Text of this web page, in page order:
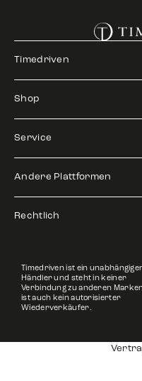
Timedriven
Shop
Service
Andere Plattformen
Rechtlich
Timedriven ist ein
Händler und steht in keiner
Verbindung zu anderen
ist auch kein autorisierter
Wiederverkäufer.